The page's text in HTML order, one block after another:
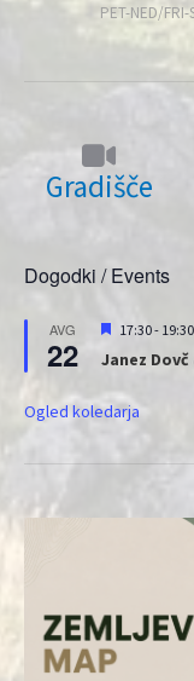
PET-NED/FRI-
Gradišče
Dogodki / Events
AVG
22
Priporočeni
17:30- 19:30
Janez
Ogled koledarja